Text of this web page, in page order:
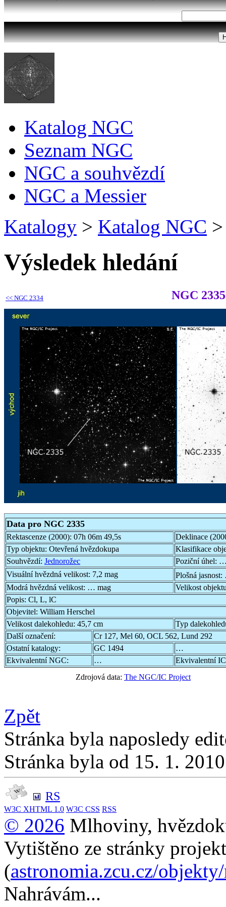
Katalog NGC
Seznam NGC
NGC a souhvězdí
NGC a Messier
Katalogy > Katalog NGC >
Výsledek hledání
<< NGC 2334 NGC 2335
Data pro NGC 2335
Rektascenze (2000): 07h 06m 49,5s
Deklinace
Typ objektu: Otevřená hvězdokupa
Klasifikace
Souhvězdí: Jednorožec Poziční úhel: …
Visuální hvězdná velikost: 7,2 mag Plošná jasnost:
Modrá hvězdná velikost: … mag
Velikost
Popis: Cl, L, lC
Objevitel: William Herschel
Velikost dalekohledu: 45,7 cm
Typ
Další označení:
Cr 127, Mel 60, OCL 562, Lund 292
Ostatní katalogy:
GC 1494
…
Ekvivalentní NGC:
…
Ekvivalentní
Zdrojová data: The NGC/IC Project
Zpět
Stránka byla naposledy
Stránka byla od 15. 1.
RS
W3C XHTML 1.0 W3C CSS RSS
© 2026 Mlhoviny,
Vytištěno ze stránky
(astronomia.zcu.cz/
Nahrávám...